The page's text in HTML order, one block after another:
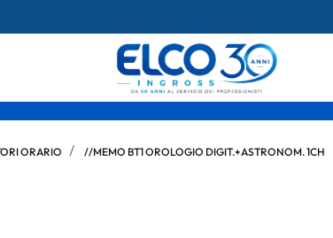
ORARIO //MEMO BT1 OROLOGIO DIGIT.+ASTRONOM. 1CH